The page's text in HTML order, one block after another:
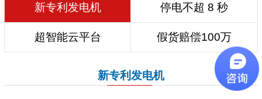
新专利发电机 停电不超 8 秒
超智能云平台 假货赔偿100万
新专利发电机